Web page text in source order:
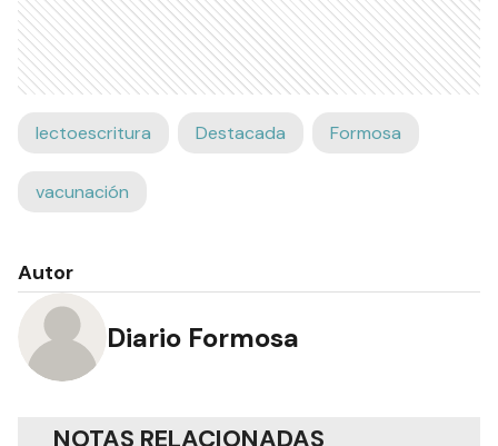
lectoescritura Destacada Formosa
vacunación
Autor
Diario Formosa
NOTAS RELACIONADAS